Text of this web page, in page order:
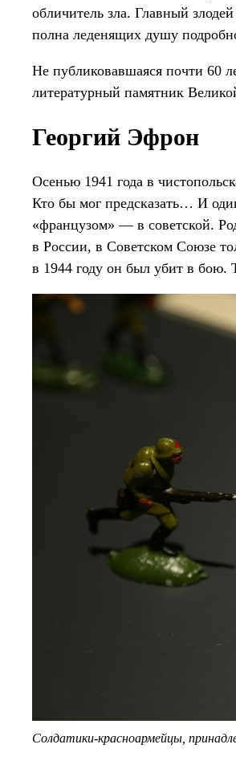
обличитель зла. Главный
полна леденящих душу
Не публиковавшаяся почти 60
литературный памятник
Георгий Эфрон
Осенью 1941 года в
Кто бы мог предсказать… И
«французом» — в советской.
в России, в Советском Союзе
в 1944 году он был убит в бою.
Солдатики-красноармейцы,